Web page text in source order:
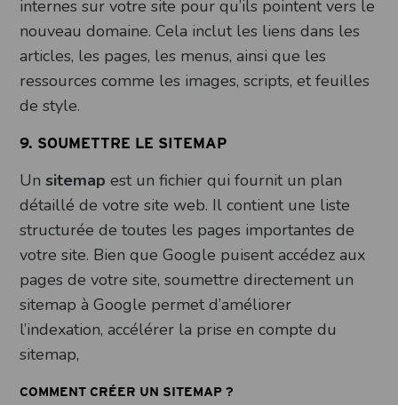
internes sur votre site pour qu’ils pointent vers le
nouveau domaine. Cela inclut les liens dans les
articles, les pages, les menus, ainsi que les
ressources comme les images, scripts, et feuilles
de style.
9. SOUMETTRE LE SITEMAP
Unsitemap est un fichier qui fournit un plan
détaillé de votre site web. Il contient une liste
structurée de toutes les pages importantes de
votre site. Bien que Google puisent accédez aux
pages de votre site, soumettre directement un
sitemap à Google permet d’améliorer
l’indexation, accélérer la prise en compte du
sitemap,
COMMENT CRÉER UN SITEMAP ?